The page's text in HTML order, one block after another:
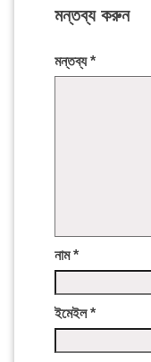
মন্তব্য করুন
মন্তব্য*
নাম*
ইমেইল*